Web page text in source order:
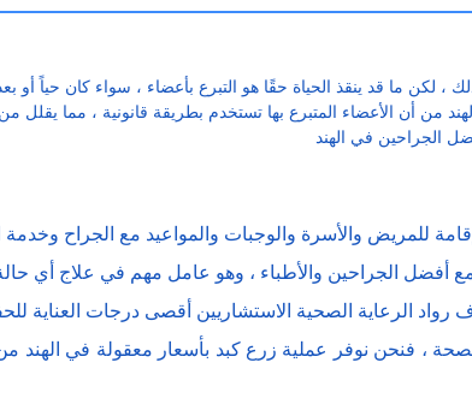
، لكن ما قد ينقذ الحياة حقًا هو التبرع بأعضاء ، سواء كان حياً
من أن الأعضاء المتبرع بها تستخدم بطريقة قانونية ، مما يقلل
للمريض والأسرة والوجبات والمواعيد مع الجراح
أفضل الجراحين والأطباء ، وهو عامل مهم في علاج أي
الرعاية الصحية الاستشاريين أقصى درجات العناية
الصحة ، فنحن نوفر عملية زرع كبد بأسعار معقولة في